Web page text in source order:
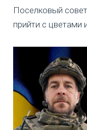
Поселковый
прийти с цветами